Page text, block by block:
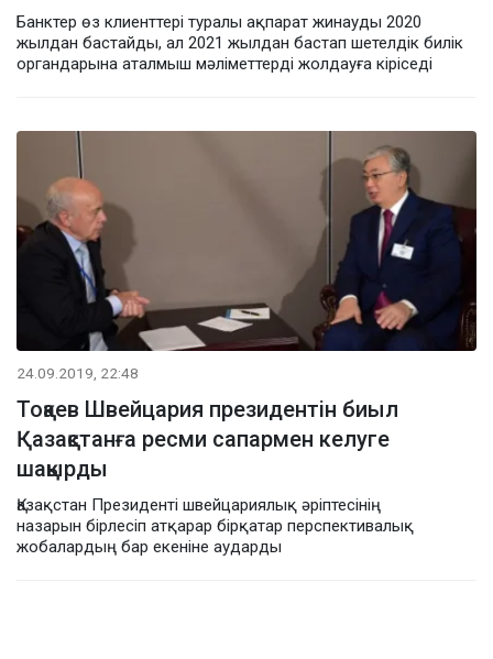
Банктер өз клиенттері туралы ақпарат жинауды 2020
жылдан бастайды, ал 2021 жылдан бастап шетелдік билік
органдарына аталмыш мәліметтерді жолдауға кіріседі
24.09.2019, 22:48
Тоқаев Швейцария президентін биыл
Қазақстанға ресми сапармен келуге
шақырды
Қазақстан Президенті швейцариялық әріптесінің
назарын бірлесіп атқарар бірқатар перспективалық
жобалардың бар екеніне аударды